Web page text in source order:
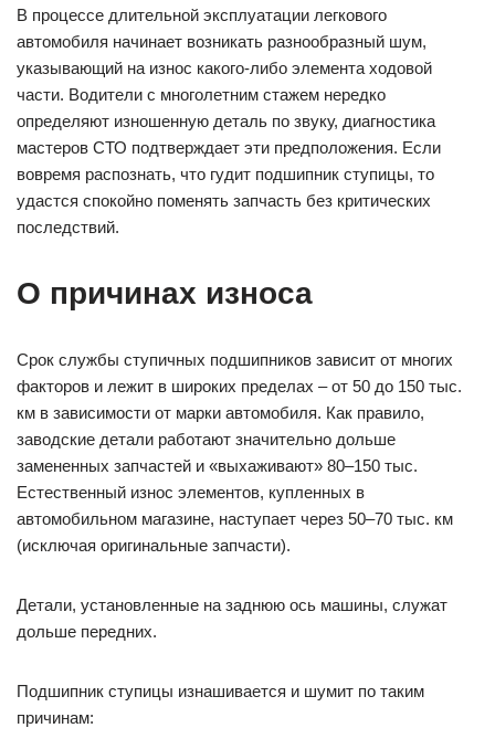
В процессе длительной эксплуатации легкового
автомобиля начинает возникать разнообразный шум,
указывающий на износ какого-либо элемента ходовой
части. Водители с многолетним стажем нередко
определяют изношенную деталь по звуку, диагностика
мастеров СТО подтверждает эти предположения. Если
вовремя распознать, что гудит подшипник ступицы, то
удастся спокойно поменять запчасть без критических
последствий.
О причинах износа
Срок службы ступичных подшипников зависит от многих
факторов и лежит в широких пределах – от 50 до 150 тыс.
км в зависимости от марки автомобиля. Как правило,
заводские детали работают значительно дольше
замененных запчастей и «выхаживают» 80–150 тыс.
Естественный износ элементов, купленных в
автомобильном магазине, наступает через 50–70 тыс. км
(исключая оригинальные запчасти).
Детали, установленные на заднюю ось машины, служат
дольше передних.
Подшипник ступицы изнашивается и шумит по таким
причинам: